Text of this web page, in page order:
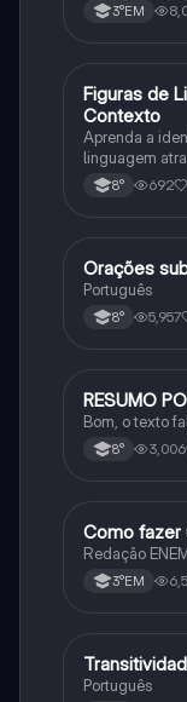
3°EM
FPortuguês
Figuras de
Contexto
Aprenda a
linguagem
8° 692
Português
Orações
Português
8° 5,957
Português
RESUMO
Bom, o texto
8° 3,006
Português
Como fazer
Redação
3°EM
Português
Português